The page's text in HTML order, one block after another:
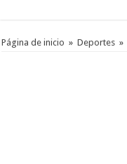
Página de inicio » Deportes »